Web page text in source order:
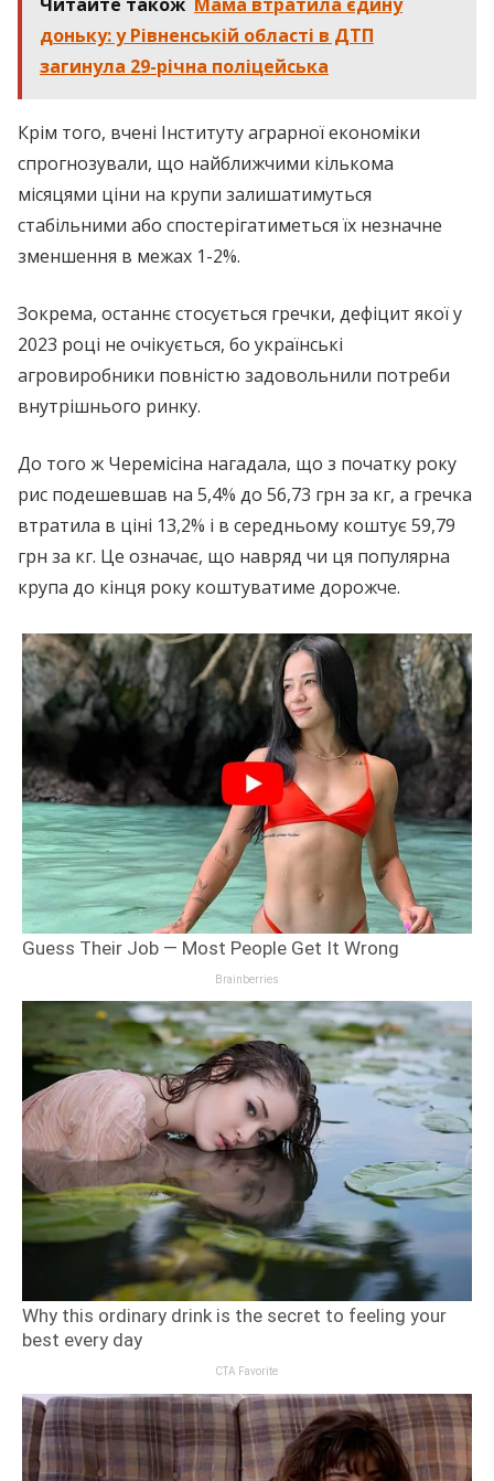
доньку: у Рівненській області в ДТП
загинула 29-річна поліцейська
Крім того, вчені Інституту аграрної економіки
спрогнозували, що найближчими кількома
місяцями ціни на крупи залишатимуться
стабільними або спостерігатиметься їх незначне
зменшення в межах 1-2%.
Зокрема, останнє стосується гречки, дефіцит якої у
2023 році не очікується, бо українські
агровиробники повністю задовольнили потреби
внутрішнього ринку.
До того ж Черемісіна нагадала, що з початку року
рис подешевшав на 5,4% до 56,73 грн за кг, а гречка
втратила в ціні 13,2% і в середньому коштує 59,79
грн за кг. Це означає, що навряд чи ця популярна
крупа до кінця року коштуватиме дорожче.